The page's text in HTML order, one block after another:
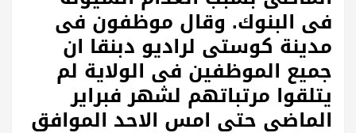
فى البنوك. وقال موظفون فى
مدينة كوستى لراديو دبنقا ان
جميع الموظفين فى الولاية لم
يتلقوا مرتباتهم لشهر فبراير
الماضى حتى امس الاحد الموافق